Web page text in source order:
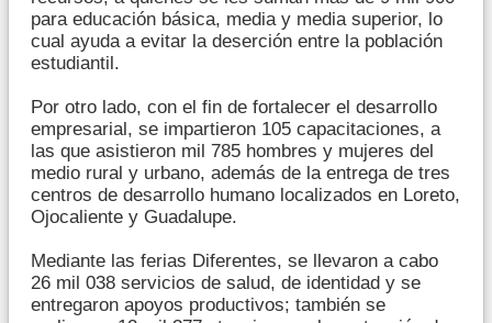
para educación básica, media y media superior, lo
cual ayuda a evitar la deserción entre la población
estudiantil.
Por otro lado, con el fin de fortalecer el desarrollo
empresarial, se impartieron 105 capacitaciones, a
las que asistieron mil 785 hombres y mujeres del
medio rural y urbano, además de la entrega de tres
centros de desarrollo humano localizados en Loreto,
Ojocaliente y Guadalupe.
Mediante las ferias Diferentes, se llevaron a cabo
26 mil 038 servicios de salud, de identidad y se
entregaron apoyos productivos; también se